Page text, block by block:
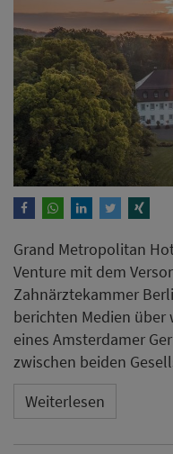
Grand Metropolitan
Venture mit dem
Zahnärztekammer
berichten Medien über
eines Amsterdamer
zwischen beiden
Weiterlesen